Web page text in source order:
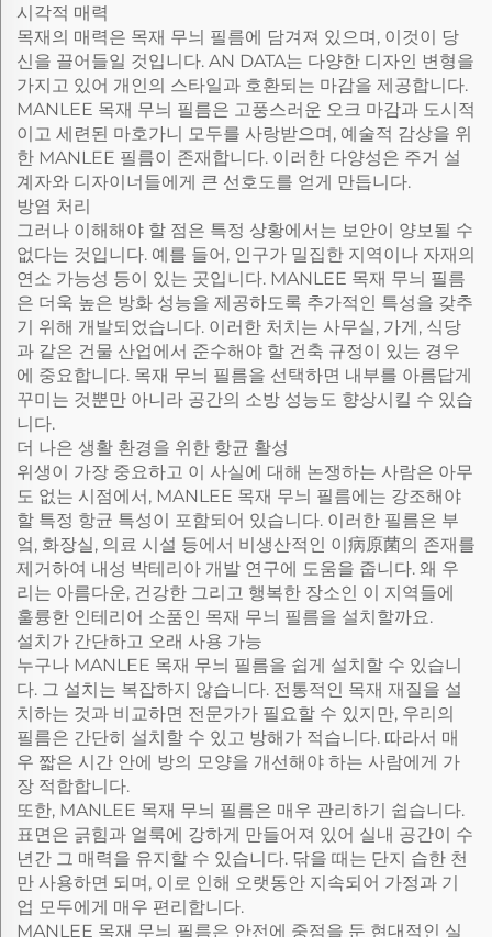
시각적 매력
목재의 매력은 목재 무늬 필름에 담겨져 있으며, 이것이 당
신을 끌어들일 것입니다. AN DATA는 다양한 디자인 변형을
가지고 있어 개인의 스타일과 호환되는 마감을 제공합니다.
MANLEE 목재 무늬 필름은 고풍스러운 오크 마감과 도시적
이고 세련된 마호가니 모두를 사랑받으며, 예술적 감상을 위
한 MANLEE 필름이 존재합니다. 이러한 다양성은 주거 설
계자와 디자이너들에게 큰 선호도를 얻게 만듭니다.
방염 처리
그러나 이해해야 할 점은 특정 상황에서는 보안이 양보될 수
없다는 것입니다. 예를 들어, 인구가 밀집한 지역이나 자재의
연소 가능성 등이 있는 곳입니다. MANLEE 목재 무늬 필름
은 더욱 높은 방화 성능을 제공하도록 추가적인 특성을 갖추
기 위해 개발되었습니다. 이러한 처치는 사무실, 가게, 식당
과 같은 건물 산업에서 준수해야 할 건축 규정이 있는 경우
에 중요합니다. 목재 무늬 필름을 선택하면 내부를 아름답게
꾸미는 것뿐만 아니라 공간의 소방 성능도 향상시킬 수 있습
니다.
더 나은 생활 환경을 위한 항균 활성
위생이 가장 중요하고 이 사실에 대해 논쟁하는 사람은 아무
도 없는 시점에서, MANLEE 목재 무늬 필름에는 강조해야
할 특정 항균 특성이 포함되어 있습니다. 이러한 필름은 부
엌, 화장실, 의료 시설 등에서 비생산적인 이病原菌의 존재를
제거하여 내성 박테리아 개발 연구에 도움을 줍니다. 왜 우
리는 아름다운, 건강한 그리고 행복한 장소인 이 지역들에
훌륭한 인테리어 소품인 목재 무늬 필름을 설치할까요.
설치가 간단하고 오래 사용 가능
누구나 MANLEE 목재 무늬 필름을 쉽게 설치할 수 있습니
다. 그 설치는 복잡하지 않습니다. 전통적인 목재 재질을 설
치하는 것과 비교하면 전문가가 필요할 수 있지만, 우리의
필름은 간단히 설치할 수 있고 방해가 적습니다. 따라서 매
우 짧은 시간 안에 방의 모양을 개선해야 하는 사람에게 가
장 적합합니다.
또한, MANLEE 목재 무늬 필름은 매우 관리하기 쉽습니다.
표면은 긁힘과 얼룩에 강하게 만들어져 있어 실내 공간이 수
년간 그 매력을 유지할 수 있습니다. 닦을 때는 단지 습한 천
만 사용하면 되며, 이로 인해 오랫동안 지속되어 가정과 기
업 모두에게 매우 편리합니다.
MANLEE 목재 무늬 필름은 안전에 중점을 둔 현대적인 실